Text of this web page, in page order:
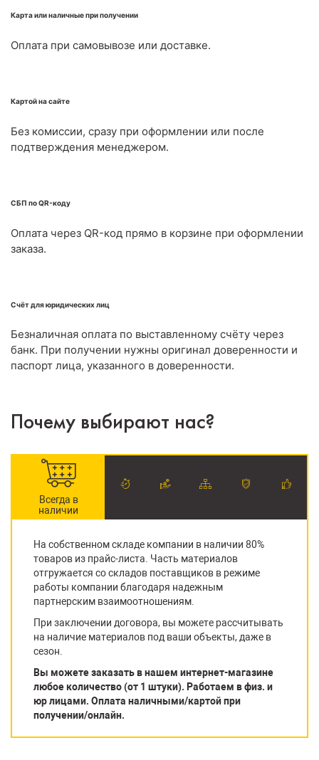
Карта или наличные при получении
Оплата при самовывозе или доставке.
Картой на сайте
Без комиссии, сразу при оформлении или после
подтверждения менеджером.
СБП по QR-коду
Оплата через QR-код прямо в корзине при оформлении
заказа.
Счёт для юридических лиц
Безналичная оплата по выставленному счёту через
банк. При получении нужны оригинал доверенности и
паспорт лица, указанного в доверенности.
Почему выбирают нас?
Всегда в
наличии
На собственном складе компании в наличии 80%
товаров из прайс-листа. Часть материалов
отгружается со складов поставщиков в режиме
работы компании благодаря надежным
партнерским взаимоотношениям.
При заключении договора, вы можете рассчитывать
на наличие материалов под ваши объекты, даже в
сезон.
Вы можете заказать в нашем интернет-магазине
любое количество (от 1 штуки). Работаем в физ. и
юр лицами. Оплата наличными/картой при
получении/онлайн.